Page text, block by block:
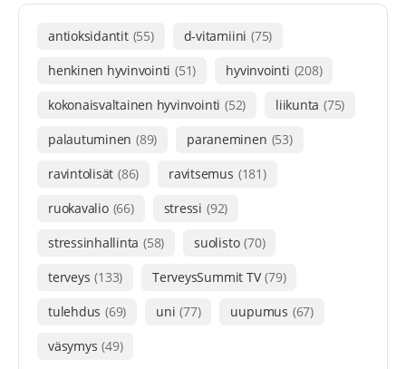
antioksidantit (55) d-vitamiini (75)
henkinen hyvinvointi (51) hyvinvointi (208)
kokonaisvaltainen hyvinvointi (52) liikunta (75)
palautuminen (89) paraneminen (53)
ravintolisät (86) ravitsemus (181)
ruokavalio (66) stressi (92)
stressinhallinta (58) suolisto (70)
terveys (133) TerveysSummit TV (79)
tulehdus (69) uni (77) uupumus (67)
väsymys (49)